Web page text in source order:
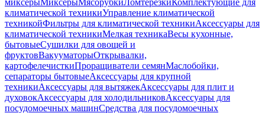
миксерыМиксерыМясорубкиЛомтерезкиКомплектующие для
климатической техникиУправление климатической
техникойФильтры для климатической техникиАксессуары для
климатической техникиМелкая техникаВесы кухонные,
бытовыеСушилки для овощей и
фруктовВакууматорыОткрывалки,
картофелечисткиПроращиватели семянМаслобойки,
сепараторы бытовыеАксессуары для крупной
техникиАксессуары для вытяжекАксессуары для плит и
духовокАксессуары для холодильниковАксессуары для
посудомоечных машинСредства для посудомоечных